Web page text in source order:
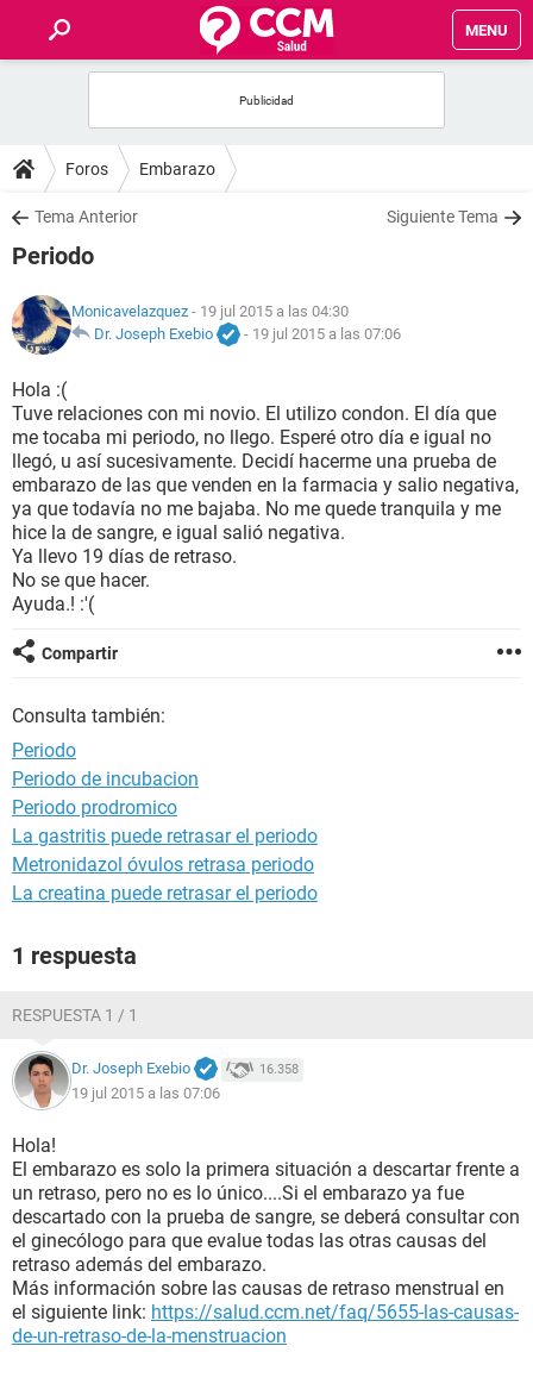
MENU
FOROS
SALUD
NUTRICIÓN
BIENESTAR
SEXUALIDAD
GLOSARIO
Foros Embarazo
Tema Anterior Siguiente Tema
Periodo
Monicavelazquez - 19 jul 2015 a las 04:30
Dr. Joseph Exebio
- 19 jul 2015 a las 07:06
Hola :(
Tuve relaciones con mi novio. El utilizo condon. El día que
me tocaba mi periodo, no llego. Esperé otro día e igual no
llegó, u así sucesivamente. Decidí hacerme una prueba de
embarazo de las que venden en la farmacia y salio negativa,
ya que todavía no me bajaba. No me quede tranquila y me
hice la de sangre, e igual salió negativa.
Ya llevo 19 días de retraso.
No se que hacer.
Ayuda.! :'(
Compartir
Consulta también:
Periodo
Periodo de incubacion
Periodo prodromico
La gastritis puede retrasar el periodo
Metronidazol óvulos retrasa periodo
La creatina puede retrasar el periodo
1 respuesta
RESPUESTA 1 / 1
Dr. Joseph Exebio 16.358
19 jul 2015 a las 07:06
Hola!
El embarazo es solo la primera situación a descartar frente a
un retraso, pero no es lo único....Si el embarazo ya fue
descartado con la prueba de sangre, se deberá consultar con
el ginecólogo para que evalue todas las otras causas del
retraso además del embarazo.
Más información sobre las causas de retraso menstrual en
el siguiente link: https://salud.ccm.net/faq/5655-las-causas-
de-un-retraso-de-la-menstruacion